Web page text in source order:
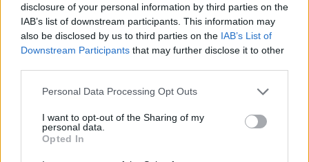
disclosure of your personal information by third parties on the
IAB’s list of downstream participants. This information may
also be disclosed by us to third parties on the IAB’s List of
Downstream Participants that may further disclose it to other
Please note that this website/app uses one or more Google
not limited to your visit or usage behaviour. You may click to
grant or deny consent to Google and its third-party tags to
use your data for below specified purposes in below Google
Personal Data Processing Opt Outs
I want to opt-out of the Sharing of my
personal data.
Opted In
FAKTA: Verdenscup para
Prince George (Canada)
14. til 17. mars, 2024